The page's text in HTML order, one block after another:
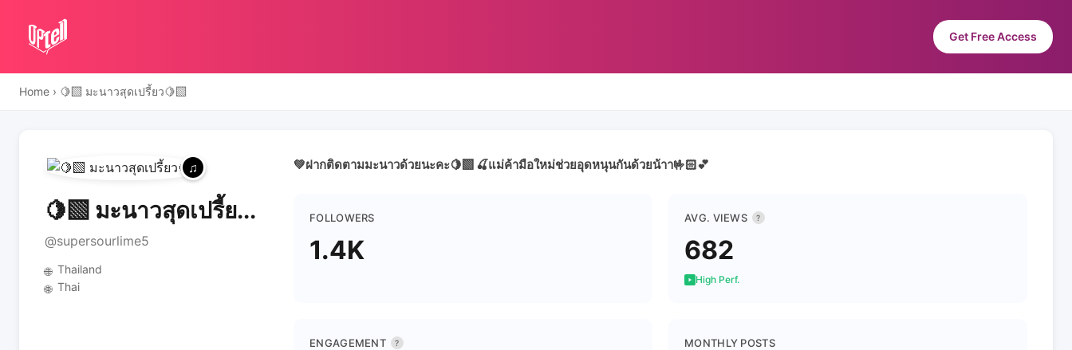
Get Free Access
Home › 🍋‍🟩 มะนาวสุดเปรี้ยว🍋‍🟩
🍋‍🟩 มะนาวสุดเปรี้ย...
@supersourlime5
🌐 Thailand
🌐 Thai
💚ฝากติดตามมะนาวด้วยนะคะ🍋‍🟩 🍒แม่ค้ามือใหม่ช่วยอุดหนุนกันด้วยน้าา🤟🏻💕
FOLLOWERS
1.4K
AVG. VIEWS ?
682
High Perf.
ENGAGEMENT ? MONTHLY POSTS